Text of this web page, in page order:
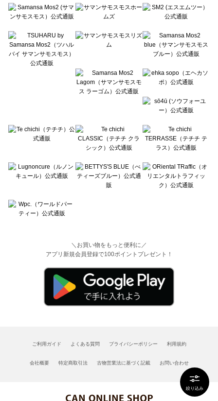
絞り込み
Te chichi（テチチ）の一覧
Te chichi CLASSIC（テチチ クラシック）の一覧
Lugnoncure（ルノンキュール）の一覧
BETTY'S BLUE（べティーズブルー）の一覧
Wpc.（ワールドパーティー）の一覧
＼お買い物をもっと便利に／
アプリ新規会員登録で100ポイントプレゼント！
ご利用ガイド よくある質問 プライバシーポリシー 利用規約
会社概要 特定商取引法 古物営業法に基づく記載 お問い合わせ